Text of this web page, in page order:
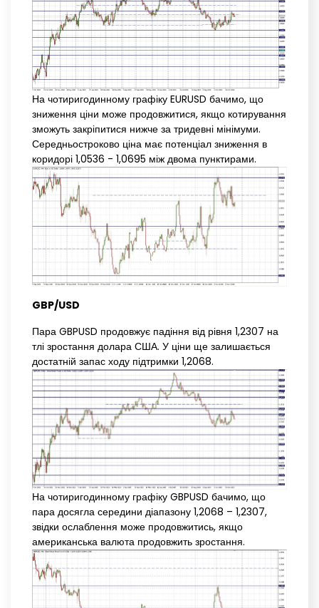
На чотиригодинному графіку EURUSD бачимо, що
зниження ціни може продовжитися, якщо котирування
зможуть закріпитися нижче за тридевні мінімуми.
Середньостроково ціна має потенціал зниження в
коридорі 1,0536 - 1,0695 між двома пунктирами.
GBP/USD
Пара GBPUSD продовжує падіння від рівня 1,2307 на
тлі зростання долара США. У ціни ще залишається
достатній запас ходу підтримки 1,2068.
На чотиригодинному графіку GBPUSD бачимо, що
пара досягла середини діапазону 1,2068 – 1,2307,
звідки ослаблення може продовжитись, якщо
американська валюта продовжить зростання.